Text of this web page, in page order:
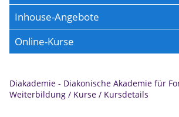
Inhouse-Angebote
Online-Kurse
Diakademie - Diakonische Akademie für
Weiterbildung / Kurse / Kursdetails